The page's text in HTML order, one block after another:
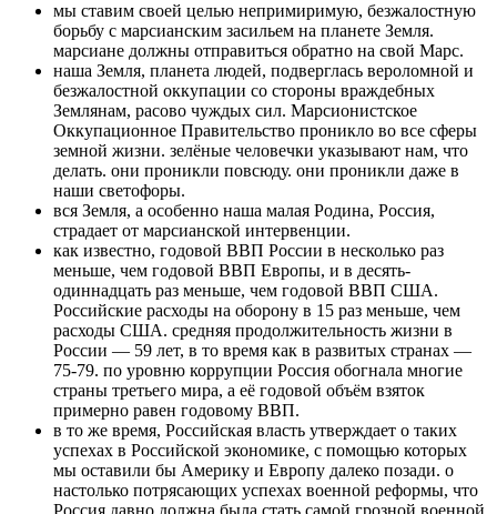
мы ставим своей целью непримиримую, безжалостную
борьбу с марсианским засильем на планете Земля.
марсиане должны отправиться обратно на свой Марс.
наша Земля, планета людей, подверглась вероломной и
безжалостной оккупации со стороны враждебных
Землянам, расово чуждых сил. Марсионистское
Оккупационное Правительство проникло во все сферы
земной жизни. зелёные человечки указывают нам, что
делать. они проникли повсюду. они проникли даже в
наши светофоры.
вся Земля, а особенно наша малая Родина, Россия,
страдает от марсианской интервенции.
как известно, годовой ВВП России в несколько раз
меньше, чем годовой ВВП Европы, и в десять-
одиннадцать раз меньше, чем годовой ВВП США.
Российские расходы на оборону в 15 раз меньше, чем
расходы США. средняя продолжительность жизни в
России — 59 лет, в то время как в развитых странах —
75-79. по уровню коррупции Россия обогнала многие
страны третьего мира, а её годовой объём взяток
примерно равен годовому ВВП.
в то же время, Российская власть утверждает о таких
успехах в Российской экономике, с помощью которых
мы оставили бы Америку и Европу далеко позади. о
настолько потрясающих успехах военной реформы, что